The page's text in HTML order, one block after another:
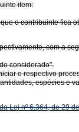
item:
o contribuinte
com a
considerado".
o respectivo
espécies e
Lei nº 6.364, de 29